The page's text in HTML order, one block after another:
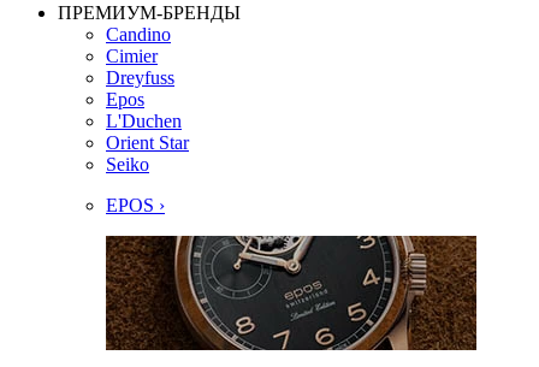
ПРЕМИУМ-БРЕНДЫ
Candino
Cimier
Dreyfuss
Epos
L'Duchen
Orient Star
Seiko
EPOS ›